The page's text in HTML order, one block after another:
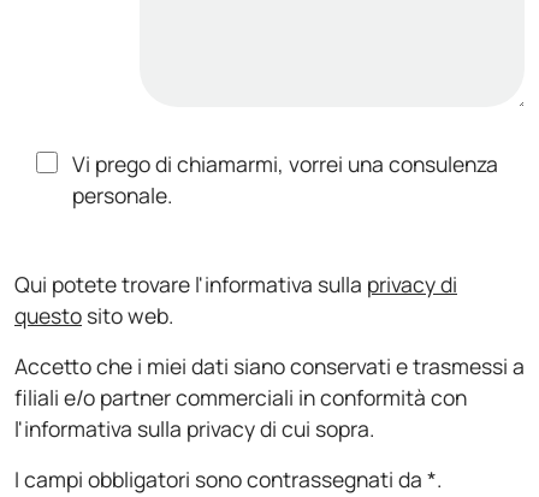
Vi prego di chiamarmi, vorrei una consulenza
personale.
Qui potete trovare l'informativa sulla privacy di
questo sito web.
Accetto che i miei dati siano conservati e trasmessi a
filiali e/o partner commerciali in conformità con
l'informativa sulla privacy di cui sopra.
I campi obbligatori sono contrassegnati da *.